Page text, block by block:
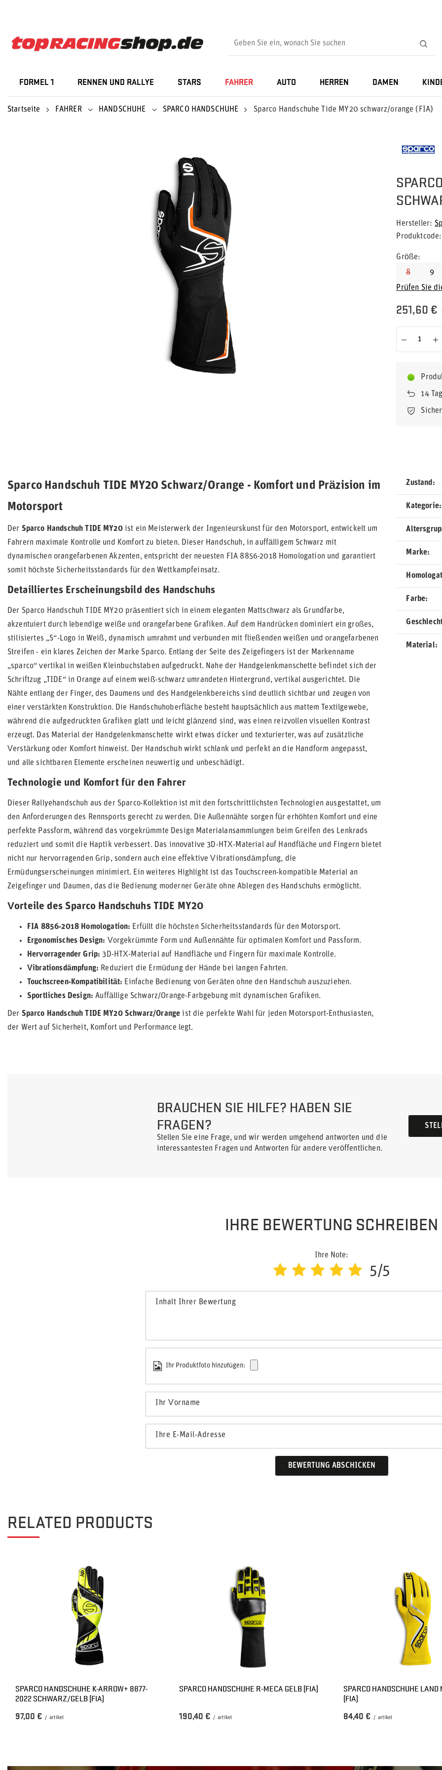
FORMEL 1 RENNEN UND RALLYE STARS FAHRER AUTO HERREN DAMEN
Startseite FAHRER HANDSCHUHE SPARCO HANDSCHUHE Sparco Handschuhe Tide MY20 schwarz/orange (FIA)
Hersteller
Produktcode
Größe
8
9
Prüfen Sie
251,60 €
14
Sparco Handschuh TIDE MY20 Schwarz/Orange - Komfort und Präzision im
Motorsport
Der Sparco Handschuh TIDE MY20ist ein Meisterwerk der Ingenieurskunst für den Motorsport, entwickelt um
Fahrern maximale Kontrolle und Komfort zu bieten. Dieser Handschuh, in auffälligem Schwarz mit
dynamischen orangefarbenen Akzenten, entspricht der neuesten FIA 8856-2018 Homologation und garantiert
somit höchste Sicherheitsstandards für den Wettkampfeinsatz.
Detailliertes Erscheinungsbild des Handschuhs
Der Sparco Handschuh TIDE MY20 präsentiert sich in einem eleganten Mattschwarz als Grundfarbe,
akzentuiert durch lebendige weiße und orangefarbene Grafiken. Auf dem Handrücken dominiert ein großes,
stilisiertes „S“-Logo in Weiß, dynamisch umrahmt und verbunden mit fließenden weißen und orangefarbenen
Streifen - ein klares Zeichen der Marke Sparco. Entlang der Seite des Zeigefingers ist der Markenname
„sparco“ vertikal in weißen Kleinbuchstaben aufgedruckt. Nahe der Handgelenkmanschette befindet sich der
Schriftzug „TIDE“ in Orange auf einem weiß-schwarz umrandeten Hintergrund, vertikal ausgerichtet. Die
Nähte entlang der Finger, des Daumens und des Handgelenkbereichs sind deutlich sichtbar und zeugen von
einer verstärkten Konstruktion. Die Handschuhoberfläche besteht hauptsächlich aus mattem Textilgewebe,
während die aufgedruckten Grafiken glatt und leicht glänzend sind, was einen reizvollen visuellen Kontrast
erzeugt. Das Material der Handgelenkmanschette wirkt etwas dicker und texturierter, was auf zusätzliche
Verstärkung oder Komfort hinweist. Der Handschuh wirkt schlank und perfekt an die Handform angepasst,
und alle sichtbaren Elemente erscheinen neuwertig und unbeschädigt.
Technologie und Komfort für den Fahrer
Dieser Rallyehandschuh aus der Sparco-Kollektion ist mit den fortschrittlichsten Technologien ausgestattet, um
den Anforderungen des Rennsports gerecht zu werden. Die Außennähte sorgen für erhöhten Komfort und eine
perfekte Passform, während das vorgekrümmte Design Materialansammlungen beim Greifen des Lenkrads
reduziert und somit die Haptik verbessert. Das innovative 3D-HTX-Material auf Handfläche und Fingern bietet
nicht nur hervorragenden Grip, sondern auch eine effektive Vibrationsdämpfung, die
Ermüdungserscheinungen minimiert. Ein weiteres Highlight ist das Touchscreen-kompatible Material an
Zeigefinger und Daumen, das die Bedienung moderner Geräte ohne Ablegen des Handschuhs ermöglicht.
Vorteile des Sparco Handschuhs TIDE MY20
FIA 8856-2018 Homologation: Erfüllt die höchsten Sicherheitsstandards für den Motorsport.
Ergonomisches Design: Vorgekrümmte Form und Außennähte für optimalen Komfort und Passform.
Hervorragender Grip: 3D-HTX-Material auf Handfläche und Fingern für maximale Kontrolle.
Vibrationsdämpfung: Reduziert die Ermüdung der Hände bei langen Fahrten.
Touchscreen-Kompatibilität: Einfache Bedienung von Geräten ohne den Handschuh auszuziehen.
Sportliches Design: Auffällige Schwarz/Orange-Farbgebung mit dynamischen Grafiken.
Der Sparco Handschuh TIDE MY20 Schwarz/Orange ist die perfekte Wahl für jeden Motorsport-Enthusiasten,
der Wert auf Sicherheit, Komfort und Performance legt.
Zustand
Kategorie
Marke
Farbe
Material
BRAUCHEN SIE HILFE? HABEN SIE
FRAGEN?
Stellen Sie eine Frage, und wir werden umgehend antworten und die
interessantesten Fragen und Antworten für andere veröffentlichen.
IHRE BEWERTUNG SCHREIBEN
Ihre Note:
5/5
Inhalt Ihrer Bewertung
Ihr Produktfoto hinzufügen:
Ihr Vorname
Ihre E-Mail-Adresse
BEWERTUNG ABSCHICKEN
RELATED PRODUCTS
SPARCO HANDSCHUHE K-ARROW+ 8877-
2022 SCHWARZ/GELB (FIA)
97,00 € / artikel
SPARCO HANDSCHUHE R-MECA GELB (FIA)
190,40 € / artikel
SPARCO HANDSCHUHE LAND
(FIA)
84,40 € / artikel